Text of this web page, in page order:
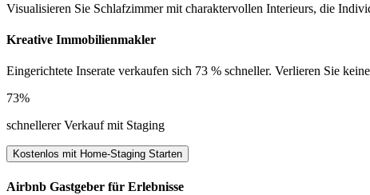
Visualisieren Sie Schlafzimmer mit charaktervollen Interieurs, die
Kreative Immobilienmakler
Eingerichtete Inserate verkaufen sich 73 % schneller. Verlieren Sie
73%
schnellerer Verkauf mit Staging
Kostenlos mit Home-Staging Starten
Airbnb Gastgeber für Erlebnisse